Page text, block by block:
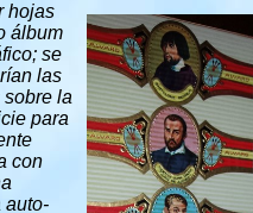
hojas
álbum
se
las
la
para
con
auto-